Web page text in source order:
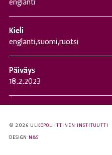
englanti
Kieli
englanti,suomi,ruotsi
Päiväys
18.2.2023
© 2026 ULKOPOLIITTINEN INSTITUUTTI
DESIGN N&S